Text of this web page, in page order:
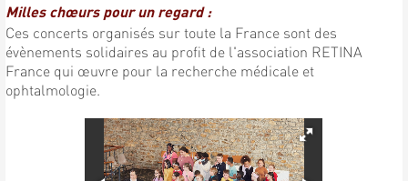
Milles chœurs pour un regard :
Ces concerts organisés sur toute la France sont des
évènements solidaires au profit de l'association RETINA
France qui œuvre pour la recherche médicale et
ophtalmologie.